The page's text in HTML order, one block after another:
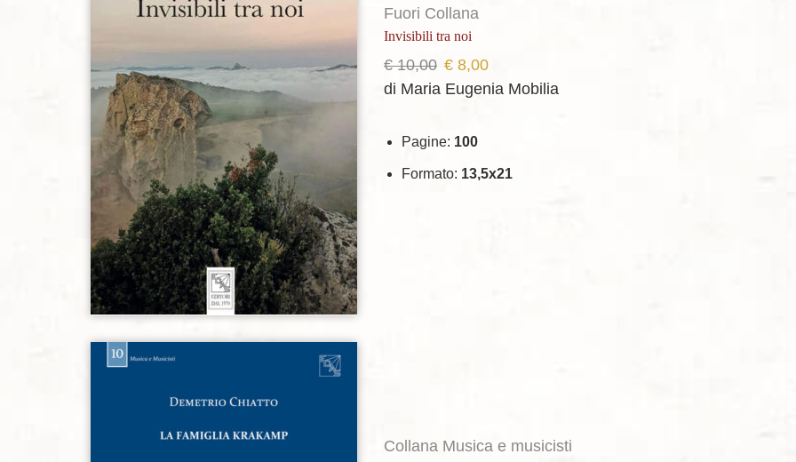
Fuori Collana
Invisibili tra noi
€10,00 Il
prezzo
era:
€ 8,00Il
prezzo
di Maria Eugenia Mobilia
Pagine: 100
Formato: 13,5x21
Aggiungi alla lista dei desideri
Collana Musica e musicisti